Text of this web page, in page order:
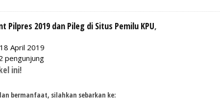
Pilpres 2019 dan Pileg di Situs Pemilu KPU,
April 2019
pengunjung
ini!
bermanfaat, silahkan sebarkan ke: